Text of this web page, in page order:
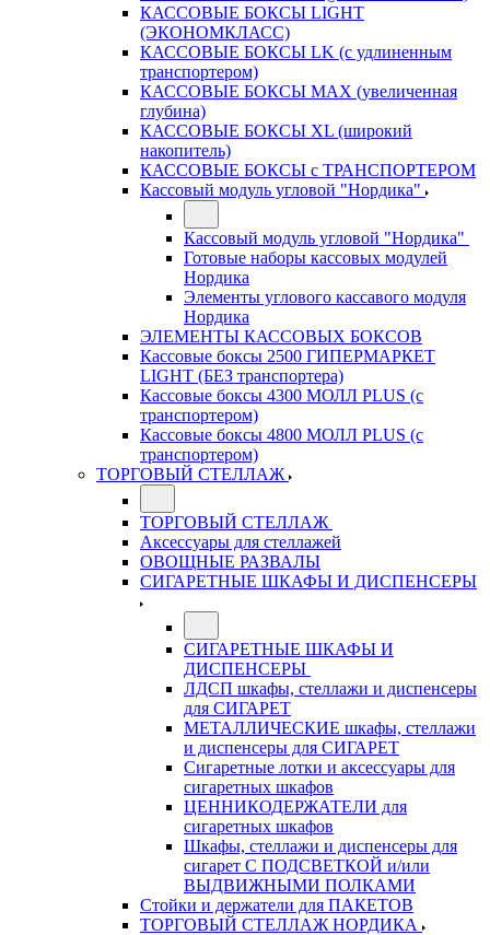
КАССОВЫЕ БОКСЫ LIGHT
(ЭКОНОМКЛАСС)
КАССОВЫЕ БОКСЫ LK (с удлиненным
транспортером)
КАССОВЫЕ БОКСЫ MAX (увеличенная
глубина)
КАССОВЫЕ БОКСЫ XL (широкий
накопитель)
КАССОВЫЕ БОКСЫ с ТРАНСПОРТЕРОМ
Кассовый модуль угловой "Нордика"
Кассовый модуль угловой "Нордика"
Готовые наборы кассовых модулей
Нордика
Элементы углового кассавого модуля
Нордика
ЭЛЕМЕНТЫ КАССОВЫХ БОКСОВ
Кассовые боксы 2500 ГИПЕРМАРКЕТ
LIGHT (БЕЗ транспортера)
Кассовые боксы 4300 МОЛЛ PLUS (с
транспортером)
Кассовые боксы 4800 МОЛЛ PLUS (с
транспортером)
ТОРГОВЫЙ СТЕЛЛАЖ
ТОРГОВЫЙ СТЕЛЛАЖ
Аксессуары для стеллажей
ОВОЩНЫЕ РАЗВАЛЫ
СИГАРЕТНЫЕ ШКАФЫ И ДИСПЕНСЕРЫ
СИГАРЕТНЫЕ ШКАФЫ И
ДИСПЕНСЕРЫ
ЛДСП шкафы, стеллажи и диспенсеры
для СИГАРЕТ
МЕТАЛЛИЧЕСКИЕ шкафы, стеллажи
и диспенсеры для СИГАРЕТ
Сигаретные лотки и аксессуары для
сигаретных шкафов
ЦЕННИКОДЕРЖАТЕЛИ для
сигаретных шкафов
Шкафы, стеллажи и диспенсеры для
сигарет С ПОДСВЕТКОЙ и/или
ВЫДВИЖНЫМИ ПОЛКАМИ
Стойки и держатели для ПАКЕТОВ
ТОРГОВЫЙ СТЕЛЛАЖ НОРДИКА